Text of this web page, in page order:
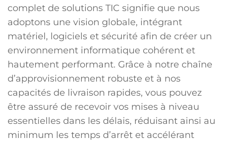
complet de solutions TIC signifie que nous
adoptons une vision globale, intégrant
matériel, logiciels et sécurité afin de créer un
environnement informatique cohérent et
hautement performant. Grâce à notre chaîne
d’approvisionnement robuste et à nos
capacités de livraison rapides, vous pouvez
être assuré de recevoir vos mises à niveau
essentielles dans les délais, réduisant ainsi au
minimum les temps d’arrêt et accélérant